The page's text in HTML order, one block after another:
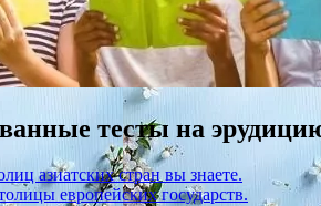
тесты на
азиатских стран вы знаете.
европейских государств.